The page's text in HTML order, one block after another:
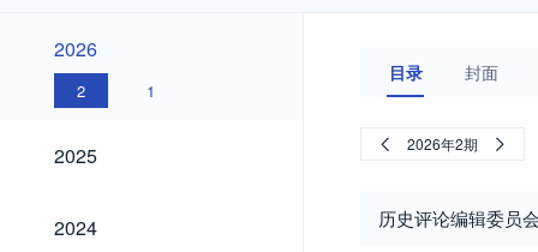
2026
2026
2 1
2025
2025
2024
2024
目录 封面
2026年2期
历史评论编辑委员